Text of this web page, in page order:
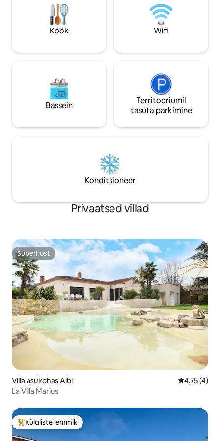
nautida selle aeda koos 5 inimesele
mõeldud SPAAGA
plaisir de vous y
Stéphane
Köök Wifi
Bassein
Territooriumil
tasuta parkimine
Konditsioneer
Privaatsed villad
Superhost
Superhost
Villa asukohas Albi Keskmine
4,75 (4)
La Villa Marius
Külaliste suur lemmik
Külaliste lemmik